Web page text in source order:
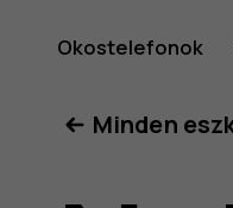
Okostelefonok
Minden